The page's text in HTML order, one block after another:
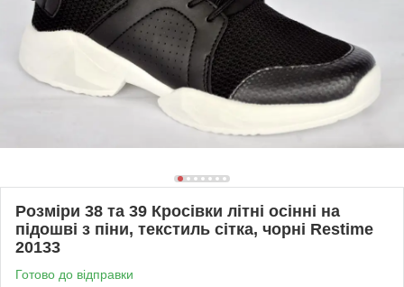
Розміри 38 та 39 Кросівки літні осінні на
підошві з піни, текстиль сітка, чорні Restime
20133
Готово до відправки